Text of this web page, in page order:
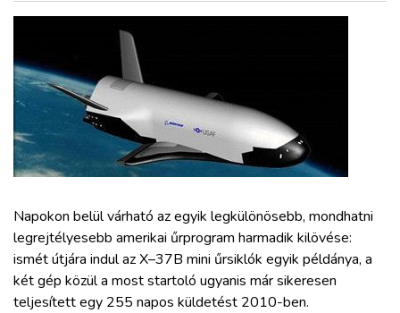
KÖZLEKEDÉSFEJLESZTÉS
ELLÁTÁSI LÁNC
ZÖLDÚT
HAJÓZÁS
BLOG
ARCHÍVUM
Napokon belül várható az egyik legkülönösebb, mondhatni
legrejtélyesebb amerikai űrprogram harmadik kilövése:
ismét útjára indul az X–37B mini űrsiklók egyik példánya, a
két gép közül a most startoló ugyanis már sikeresen
teljesített egy 255 napos küldetést 2010-ben.